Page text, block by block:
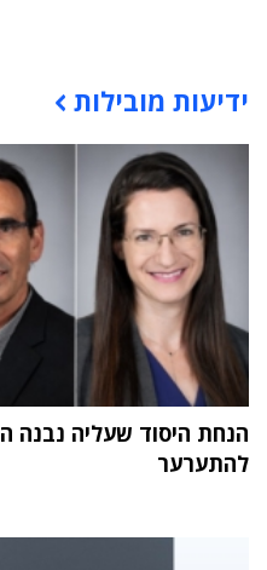
ידיעות מובילות
הנחת היסוד שעליה נבנה
להתערער